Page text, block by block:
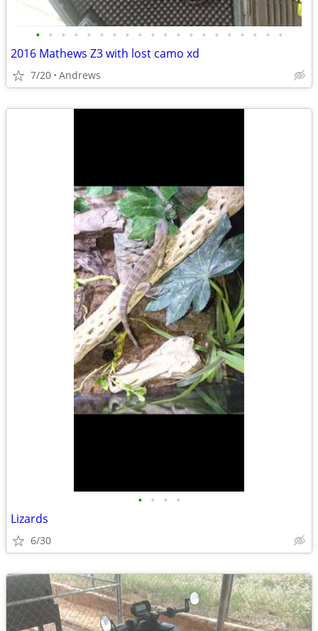
• • • • • • • • • • • • • • • • • • • •
2016 Mathews Z3 with lost camo xd
7/20 Andrews
• • • •
Lizards
6/30